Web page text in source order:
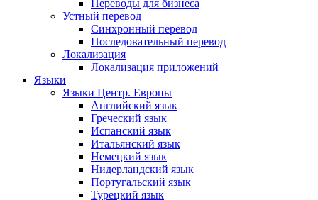
Переводы для бизнеса
Устный перевод
Синхронный перевод
Последовательный перевод
Локализация
Локализация приложений
Языки
Языки Центр. Европы
Английский язык
Греческий язык
Испанский язык
Итальянский язык
Немецкий язык
Нидерландский язык
Португальский язык
Турецкий язык